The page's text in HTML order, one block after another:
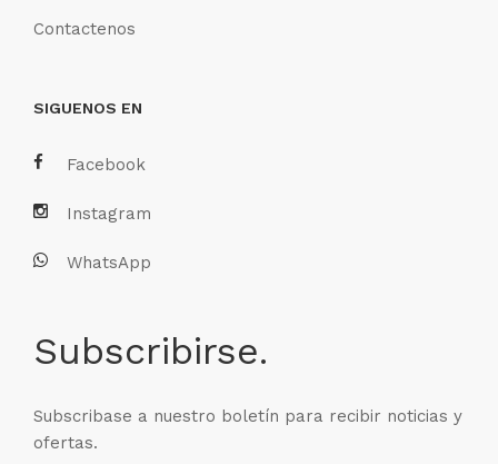
Contactenos
SIGUENOS EN
Facebook
Instagram
WhatsApp
Subscribirse.
Subscribase a nuestro boletín para recibir noticias y
ofertas.